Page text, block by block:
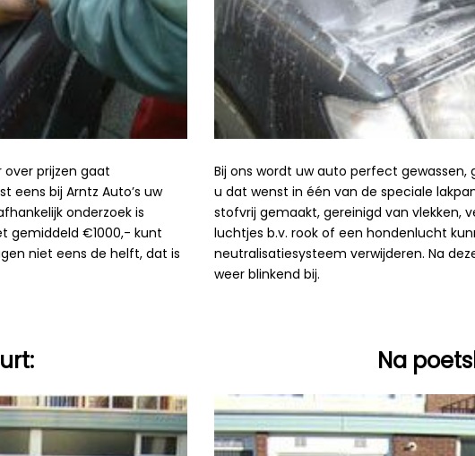
over prijzen gaat
eens bij Arntz Auto’s uw
onderzoek is
gemiddeld €1000,- kunt
niet eens de helft, dat is
Bij ons wordt uw auto perfect
u dat wenst in één van de speciale
stofvrij gemaakt, gereinigd van vlekken,
luchtjes b.v. rook of een hondenlucht
neutralisatiesysteem verwijderen. Na
weer blinkend bij.
Na